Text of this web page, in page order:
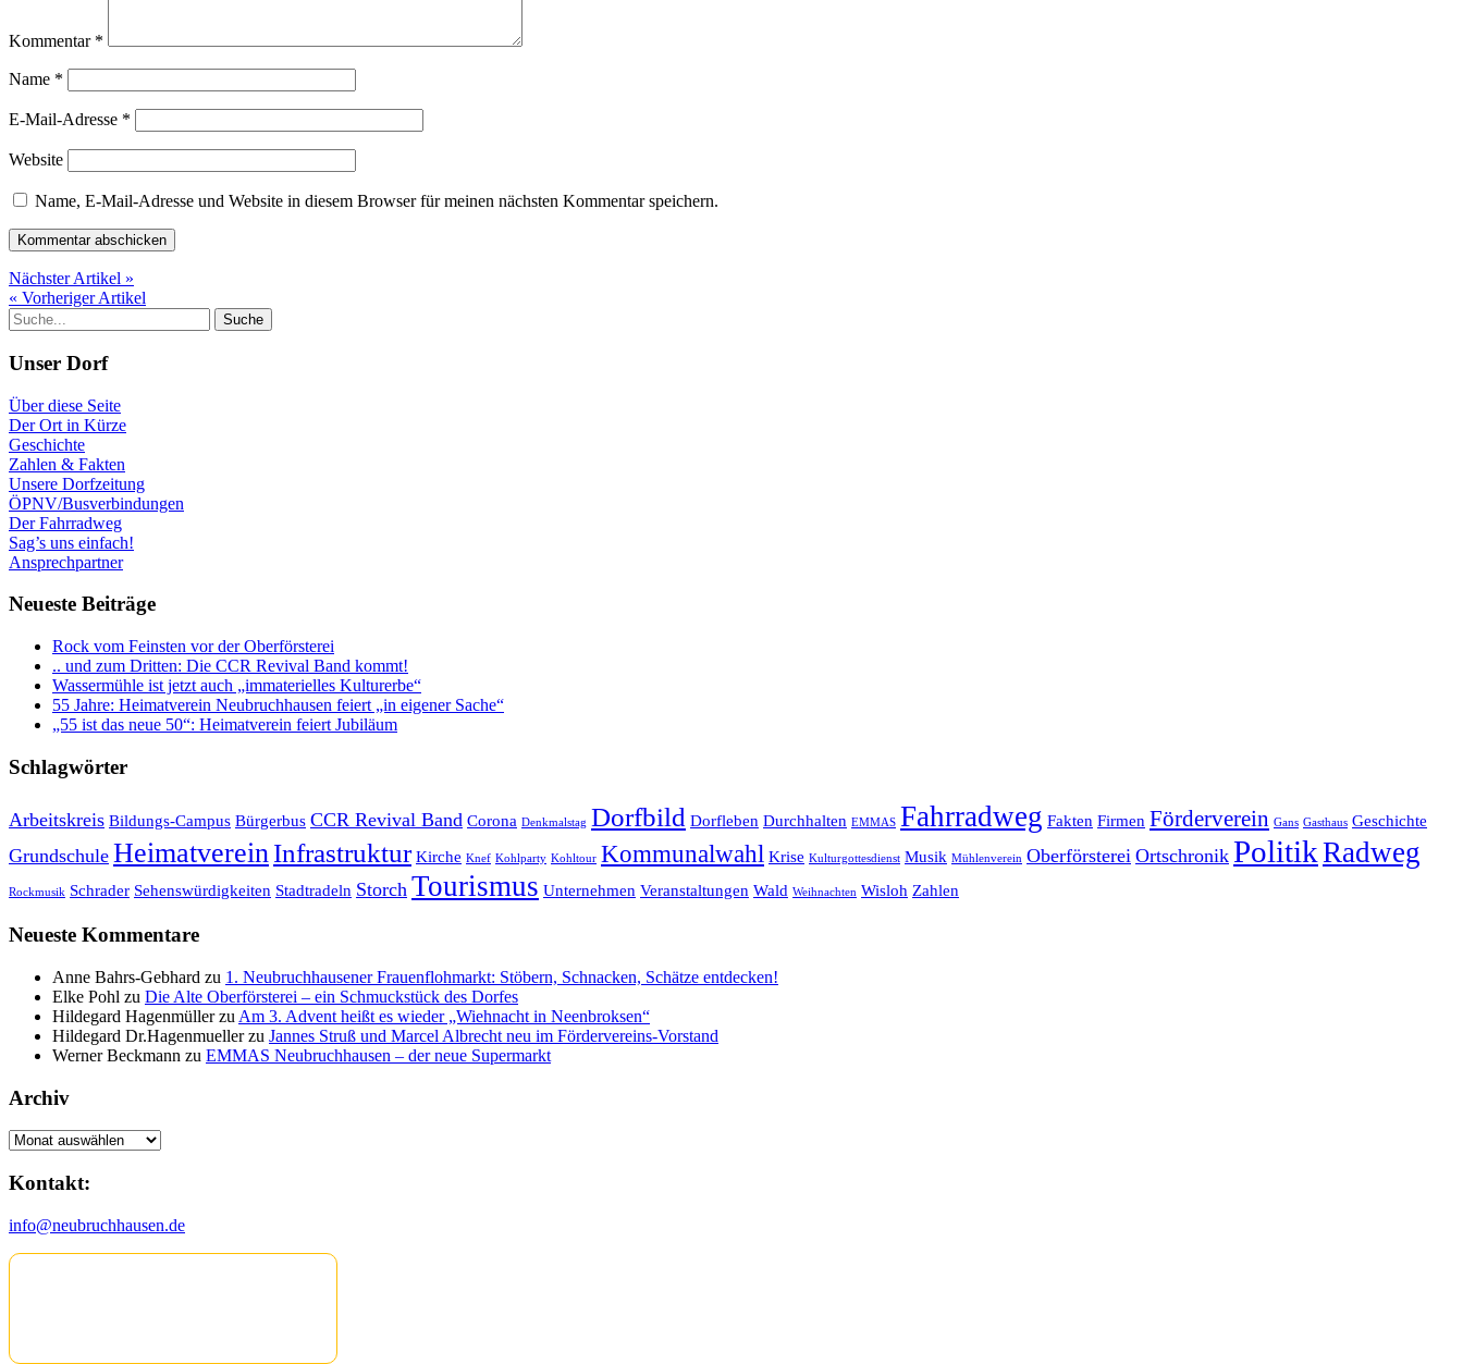
Kommentar *
Name *
E-Mail-Adresse *
Website
Name, E-Mail-Adresse und Website in diesem Browser für meinen nächsten Kommentar speichern.
Nächster Artikel »
« Vorheriger Artikel
Unser Dorf
Über diese Seite
Der Ort in Kürze
Geschichte
Zahlen & Fakten
Unsere Dorfzeitung
ÖPNV/Busverbindungen
Der Fahrradweg
Sag’s uns einfach!
Ansprechpartner
Neueste Beiträge
Rock vom Feinsten vor der Oberförsterei
.. und zum Dritten: Die CCR Revival Band kommt!
Wassermühle ist jetzt auch „immaterielles Kulturerbe“
55 Jahre: Heimatverein Neubruchhausen feiert „in eigener Sache“
„55 ist das neue 50“: Heimatverein feiert Jubiläum
Schlagwörter
Arbeitskreis Bildungs-Campus Bürgerbus CCR Revival Band Corona Denkmalstag Dorfbild Dorfleben Durchhalten EMMAS Fahrradweg Fakten Firmen Förderverein Gans Gasthaus Geschichte
Grundschule Heimatverein Infrastruktur Kirche Knef Kohlparty Kohltour Kommunalwahl Krise Kulturgottesdienst Musik Mühlenverein Oberförsterei Ortschronik PolitikRadweg
Rockmusik Schrader Sehenswürdigkeiten Stadtradeln Storch Tourismus Unternehmen Veranstaltungen Wald Weihnachten Wisloh Zahlen
Neueste Kommentare
Anne Bahrs-Gebhard zu 1. Neubruchhausener Frauenflohmarkt: Stöbern, Schnacken, Schätze entdecken!
Elke Pohl zu Die Alte Oberförsterei – ein Schmuckstück des Dorfes
Hildegard Hagenmüllerzu Am 3. Advent heißt es wieder „Wiehnacht in Neenbroksen“
Hildegard Dr.Hagenmuellerzu Jannes Struß und Marcel Albrecht neu im Fördervereins-Vorstand
Werner Beckmann zu EMMAS Neubruchhausen – der neue Supermarkt
Archiv
Archiv
Kontakt:
info@neubruchhausen.de